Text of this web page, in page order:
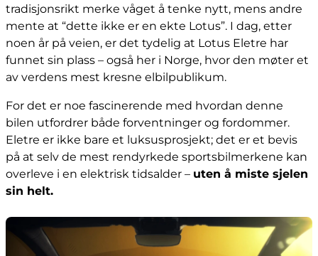
tradisjonsrikt merke våget å tenke nytt, mens andre
mente at “dette ikke er en ekte Lotus”. I dag, etter
noen år på veien, er det tydelig at Lotus Eletre har
funnet sin plass – også her i Norge, hvor den møter et
av verdens mest kresne elbilpublikum.
For det er noe fascinerende med hvordan denne
bilen utfordrer både forventninger og fordommer.
Eletre er ikke bare et luksusprosjekt; det er et bevis
på at selv de mest rendyrkede sportsbilmerkene kan
overleve i en elektrisk tidsalder – uten å miste sjelen
sin helt.